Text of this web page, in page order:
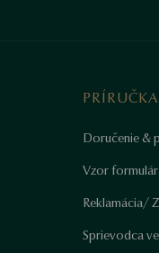
PRÍRUČKA
Doručenie &
Vzor
Reklamácia/
Sprievodca